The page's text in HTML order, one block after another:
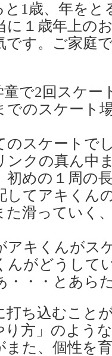
1歳、年をと
に１歳年上の
です。ご家庭
で2回スケー
でのスケート
スケートで
ンクの真ん中
初めの１周の
してアキくん
た滑っていく
キくんがス
んがどうして
・・・とあら
ち込むこと
り方」のよう
また、個性を